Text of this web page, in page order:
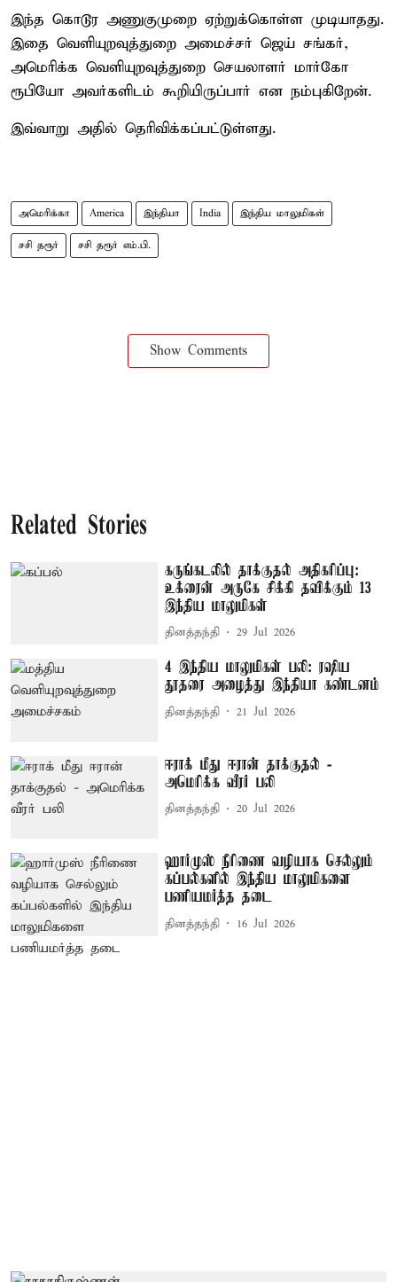
இந்த கொடூர அணுகுமுறை ஏற்றுக்கொள்ள முடியாதது.
இதை வெளியுறவுத்துறை அமைச்சர் ஜெய் சங்கர்,
அமெரிக்க வெளியுறவுத்துறை செயலாளர் மார்கோ
ரூபியோ அவர்களிடம் கூறியிருப்பார் என நம்புகிறேன்.
இவ்வாறு அதில் தெரிவிக்கப்பட்டுள்ளது.
அமெரிக்கா America இந்தியா India இந்திய மாலுமிகள்
சசி தரூர் சசி தரூர் எம்.பி.
Show Comments
Related Stories
கருங்கடலில் தாக்குதல் அதிகரிப்பு:
உக்ரைன் அருகே சிக்கி தவிக்கும் 13
இந்திய மாலுமிகள்
தினத்தந்தி 29 Jul 2026
4 இந்திய மாலுமிகள் பலி: ரஷிய
தூதரை அழைத்து இந்தியா கண்டனம்
தினத்தந்தி 21 Jul 2026
ஈராக் மீது ஈரான் தாக்குதல் -
அமெரிக்க வீரர் பலி
தினத்தந்தி 20 Jul 2026
ஹார்முஸ் நீரிணை வழியாக செல்லும்
கப்பல்களில் இந்திய மாலுமிகளை
பணியமர்த்த தடை
தினத்தந்தி 16 Jul 2026